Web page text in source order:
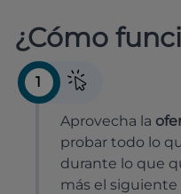
¿Cómo
1
Aprovecha la
probar todo lo
durante lo que
más el